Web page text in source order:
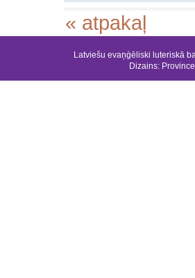
« atpakaļ
Latviešu evaņģēliski luteriskā
Dizains: